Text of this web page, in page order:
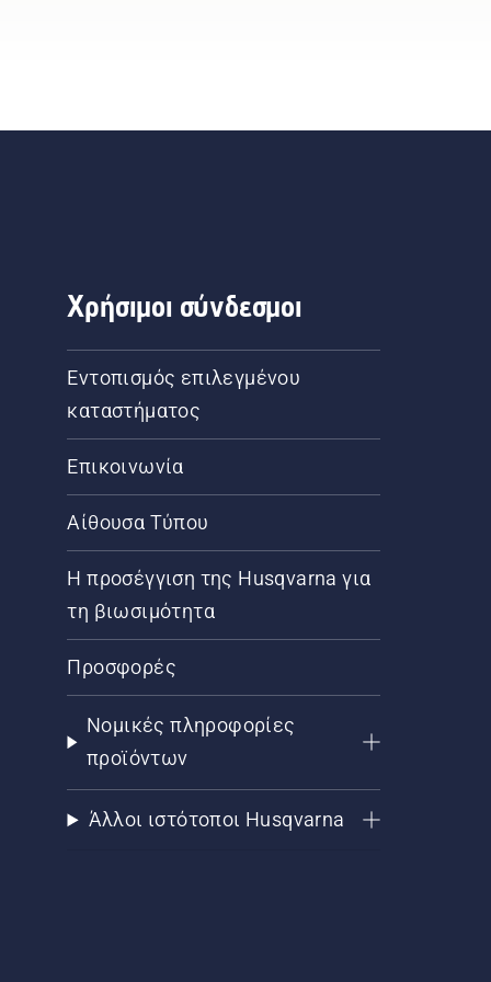
Χρήσιμοι σύνδεσμοι
Εντοπισμός επιλεγμένου
καταστήματος
Επικοινωνία
Αίθουσα Τύπου
Η προσέγγιση της Husqvarna για
τη βιωσιμότητα
Προσφορές
Νομικές πληροφορίες
προϊόντων
Άλλοι ιστότοποι Husqvarna